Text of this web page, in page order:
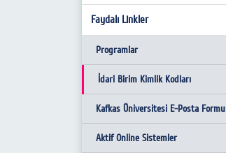
Sistem
Network
Donanım
EBYS
Kişisel Verilerin Korunması
Eduroam
Faydalı Linkler
Programlar
İdari Birim Kimlik Kodları
Kafkas Üniversitesi E-Posta Formu
Aktif Online Sistemler